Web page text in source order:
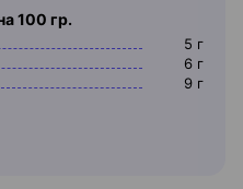
100 гр.
5 г
6 г
9 г